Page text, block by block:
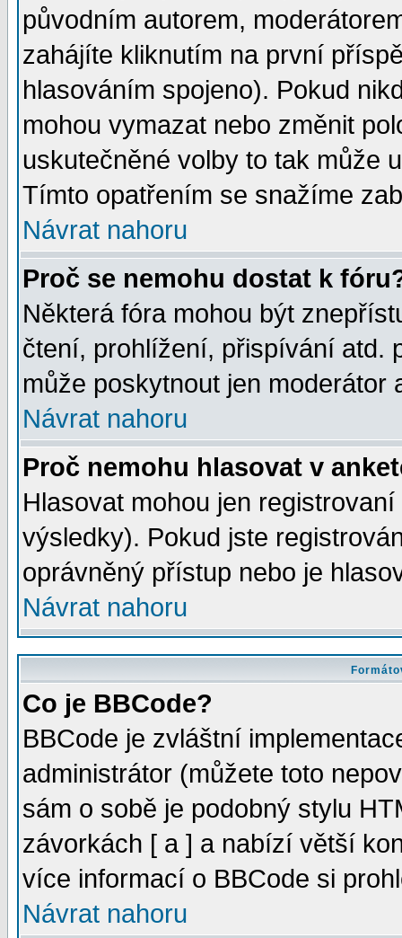
původním autorem,
zahájíte kliknutím na první
hlasováním spojeno). Pokud
mohou vymazat nebo změnit
uskutečněné volby to tak může
Tímto opatřením se snažíme
Návrat nahoru
Proč se nemohu dostat k
Některá fóra mohou být
čtení, prohlížení, přispívání atd.
může poskytnout jen moderátor
Návrat nahoru
Proč nemohu hlasovat v
Hlasovat mohou jen
výsledky). Pokud jste
oprávněný přístup nebo je
Návrat nahoru
Co je BBCode?
BBCode je zvláštní
administrátor (můžete toto
sám o sobě je podobný stylu
závorkách [ a ] a nabízí větší
více informací o BBCode si
Návrat nahoru